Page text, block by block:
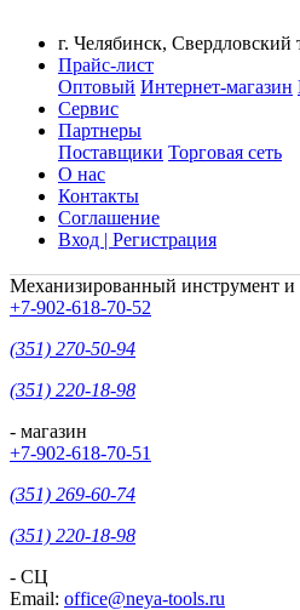
г. Челябинск, Свердловский
Прайс-лист
Оптовый Интернет-магазин
Сервис
Партнеры
Поставщики Торговая сеть
О нас
Контакты
Соглашение
Вход | Регистрация
Механизированный инструмент и
+7-902-618-70-52
(351) 270-50-94
(351) 220-18-98
- магазин
+7-902-618-70-51
(351) 269-60-74
(351) 220-18-98
- СЦ
Email: office@neya-tools.ru